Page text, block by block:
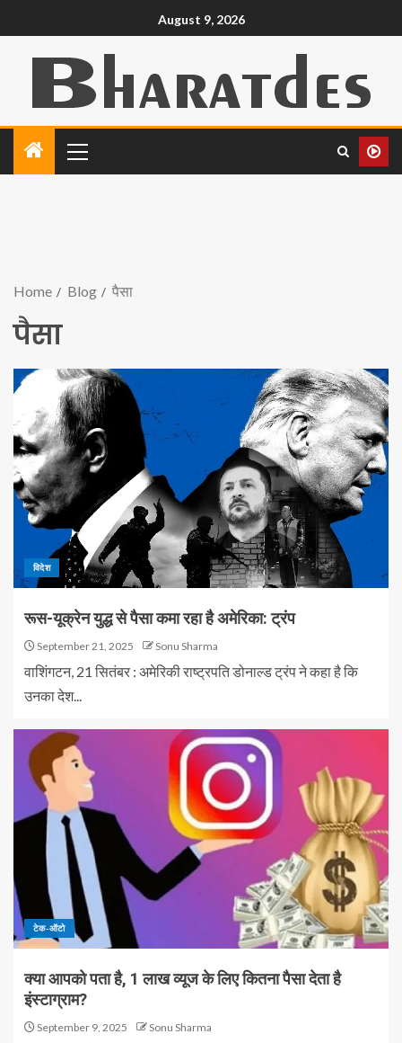
August 9, 2026
Home Blog पैसा
पैसा
विदेश
रूस-यूक्रेन युद्ध से पैसा कमा रहा है अमेरिका: ट्रंप
September 21, 2025 Sonu Sharma
वाशिंगटन, 21 सितंबर : अमेरिकी राष्ट्रपति डोनाल्ड ट्रंप ने कहा है कि
उनका देश...
टेक-ऑटो
क्या आपको पता है, 1 लाख व्यूज के लिए कितना पैसा देता है
इंस्टाग्राम?
September 9, 2025 Sonu Sharma